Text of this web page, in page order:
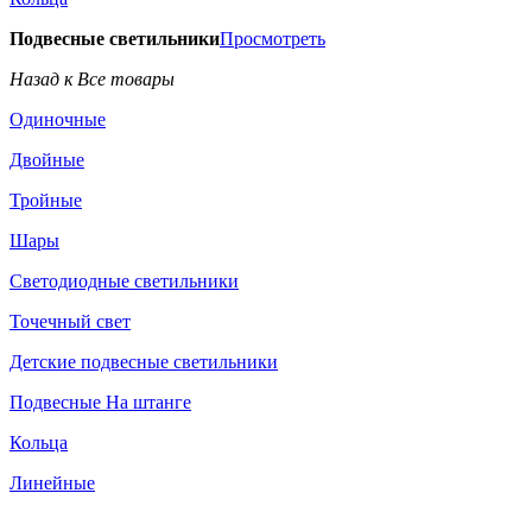
Подвесные светильникиПросмотреть
Назад к Все товары
Одиночные
Двойные
Тройные
Шары
Светодиодные светильники
Точечный свет
Детские подвесные светильники
Подвесные На штанге
Кольца
Линейные